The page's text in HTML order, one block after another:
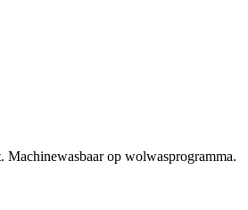
Machinewasbaar op wolwasprogramma.